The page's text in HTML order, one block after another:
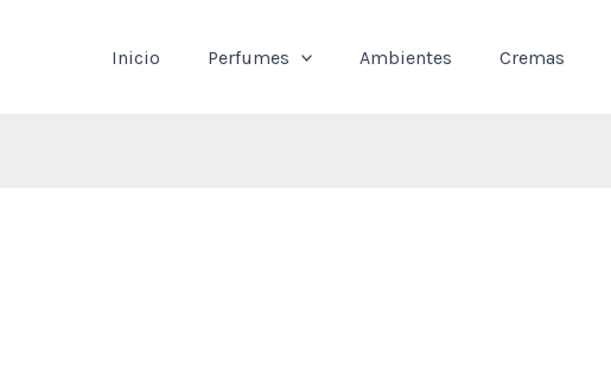
Inicio Perfumes Ambientes Cremas